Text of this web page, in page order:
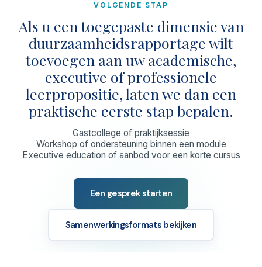
VOLGENDE STAP
Als u een toegepaste dimensie van
duurzaamheidsrapportage wilt
toevoegen aan uw academische,
executive of professionele
leerpropositie, laten we dan een
praktische eerste stap bepalen.
Gastcollege of praktijksessie
Workshop of ondersteuning binnen een module
Executive education of aanbod voor een korte cursus
Een gesprek starten
Samenwerkingsformats bekijken